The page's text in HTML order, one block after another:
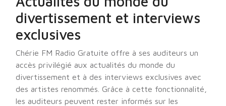
divertissement et interviews
exclusives
Chérie FM Radio Gratuite offre à ses auditeurs un
accès privilégié aux actualités du monde du
divertissement et à des interviews exclusives avec
des artistes renommés. Grâce à cette fonctionnalité,
les auditeurs peuvent rester informés sur les